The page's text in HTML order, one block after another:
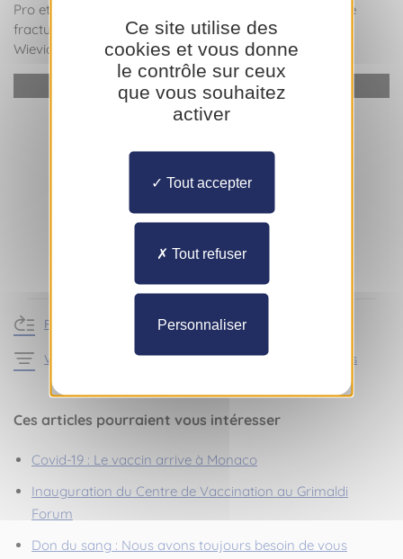
Pro et antivax : la Covid-19 nous entraine-t-elle vers une
fracture sociale ? Réponses avec le sociologue Michel
Wieviorka.
YouTube est désactivé. Autoriser
Retour à l'actualité
Voir les articles de la rubrique Infos pratiques - Actualités
Ces articles pourraient vous intéresser
Covid-19 : Le vaccin arrive à Monaco
Inauguration du Centre de Vaccination au Grimaldi
Forum
Don du sang : Nous avons toujours besoin de vous
Ce site utilise des
cookies et vous donne
le contrôle sur ceux
que vous souhaitez
activer
Tout accepter
Tout refuser
Personnaliser